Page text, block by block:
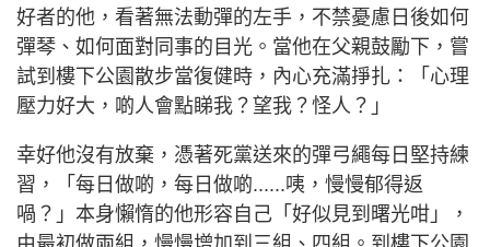
好者的他，看著無法動彈的左手，不禁憂慮日後如何
彈琴、如何面對同事的目光。當他在父親鼓勵下，嘗
試到樓下公園散步當復健時，內心充滿掙扎：「心理
壓力好大，啲人會點睇我？望我？怪人？」
幸好他沒有放棄，憑著死黨送來的彈弓繩每日堅持練
習，「每日做啲，每日做啲......咦，慢慢郁得返
喎？」本身懶惰的他形容自己「好似見到曙光咁」，